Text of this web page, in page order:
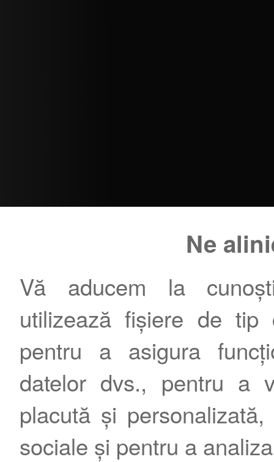
Ne
Vă aducem la
utilizează fișiere de tip
pentru a asigura
datelor dvs., pentru a
placută și
sociale și pentru a